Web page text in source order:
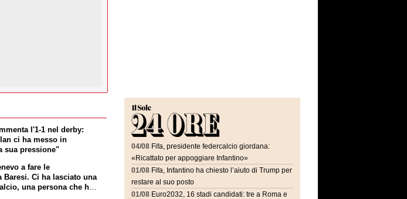
l'1-1 nel derby:
ci ha messo in
sua pressione"
a fare le
Baresi. Ci ha lasciato una
una persona che ha
04/08 Fifa, presidente federcalcio giordana:
«Ricattato per appoggiare Infantino»
01/08 Fifa, Infantino ha chiesto l’aiuto di Trump per
restare al suo posto
01/08 Euro2032, 16 stadi candidati: tre a Roma e